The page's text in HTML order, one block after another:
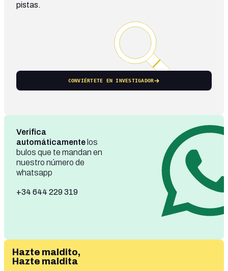
pistas.
CONVIÉRTETE EN INVESTIGADOR
Verifica
automáticamente los
bulos que te mandan en
nuestro número de
whatsapp
+34 644 229 319
Hazte maldito,
Hazte maldita